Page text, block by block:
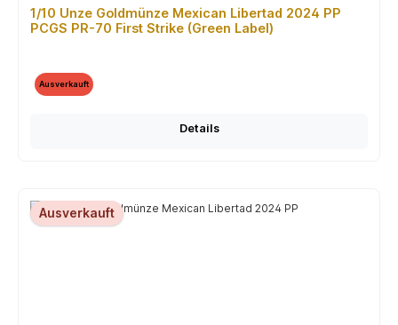
1/10 Unze Goldmünze Mexican Libertad 2024 PP
PCGS PR-70 First Strike (Green Label)
Ausverkauft
Details
Ausverkauft